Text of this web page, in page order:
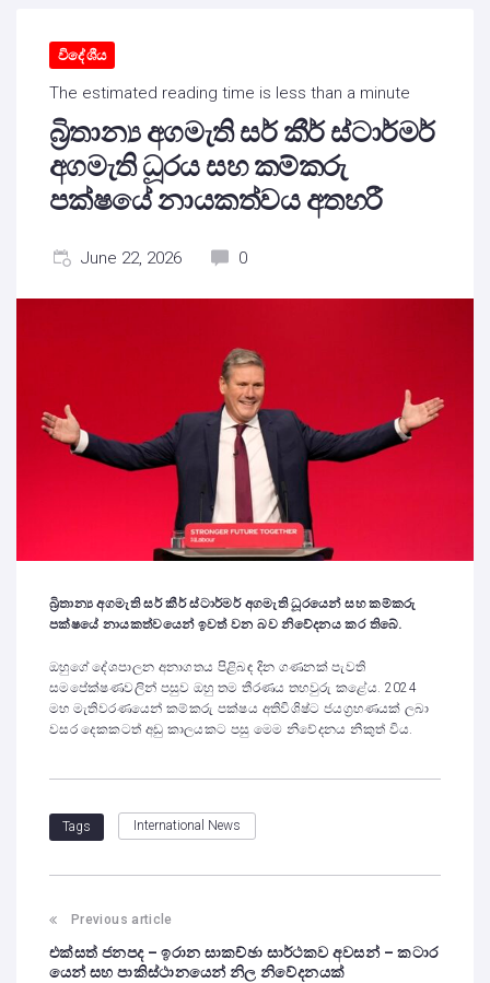
විදේශීය
The estimated reading time is less than a minute
බ්‍රිතාන්‍ය අගමැති සර් කීර් ස්ටාර්මර්
අගමැති ධූරය සහ කම්කරු
පක්ෂයේ නායකත්වය අතහරී
June 22, 2026 0
බ්‍රිතාන්‍ය අගමැති සර් කීර් ස්ටාර්මර් අගමැති ධූරයෙන් සහ කම්කරු
පක්ෂයේ නායකත්වයෙන් ඉවත් වන බව නිවේදනය කර තිබේ.
ඔහුගේ දේශපාලන අනාගතය පිළිබඳ දින ගණනක් පැවති
සමපේක්ෂණවලින් පසුව ඔහු තම තීරණය තහවුරු කළේය. 2024
මහ මැතිවරණයෙන් කම්කරු පක්ෂය අතිවිශිෂ්ට ජයග්‍රහණයක් ලබා
වසර දෙකකටත් අඩු කාලයකට පසු මෙම නිවේදනය නිකුත් විය.
Tags International News
Previous article
එක්සත් ජනපද – ඉරාන සාකච්ඡා සාර්ථකව අවසන් – කටාර
යෙන් සහ පාකිස්ථානයෙන් නිල නිවේදනයක්